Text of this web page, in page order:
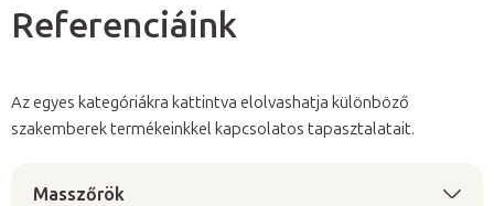
Referenciáink
Az egyes kategóriákra kattintva elolvashatja különböző
szakemberek termékeinkkel kapcsolatos tapasztalatait.
Masszőrök